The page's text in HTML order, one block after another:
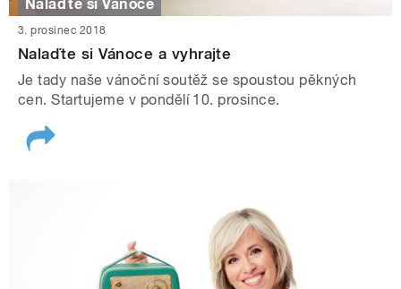
Nalaďte si Vánoce
3. prosinec 2018
Nalaďte si Vánoce a vyhrajte
Je tady naše vánoční soutěž se spoustou pěkných
cen. Startujeme v pondělí 10. prosince.